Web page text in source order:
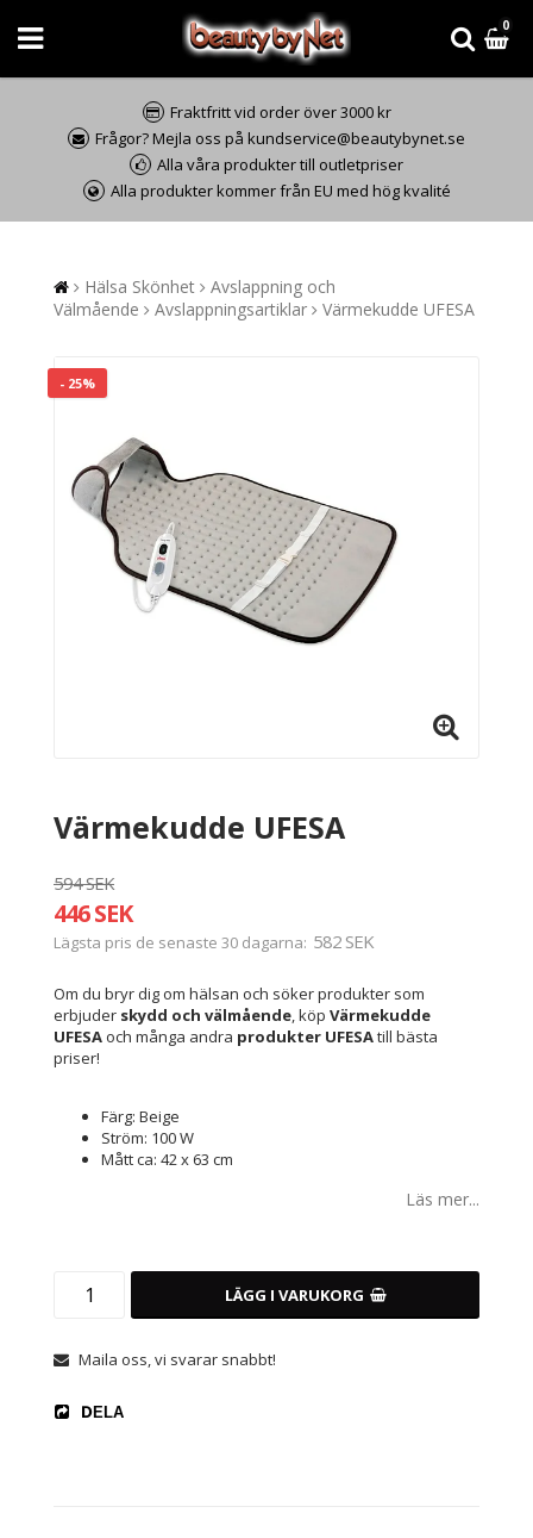
0
Fraktfritt vid order över 3000 kr
Frågor? Mejla oss på kundservice@beautybynet.se
Alla våra produkter till outletpriser
Alla produkter kommer från EU med hög kvalité
Hälsa Skönhet
Avslappning och
Välmående
Avslappningsartiklar Värmekudde UFESA
- 25%
Värmekudde UFESA
594 SEK
446 SEK
Lägsta pris de senaste 30 dagarna 582 SEK
Om du bryr dig om hälsan och söker produkter som
erbjuder skydd och välmående, köp Värmekudde
UFESA och många andra produkter UFESAtill bästa
priser!
Färg: Beige
Ström: 100 W
Mått ca: 42 x 63 cm
Läs mer...
LÄGG I VARUKORG
Maila oss, vi svarar snabbt!
DELA